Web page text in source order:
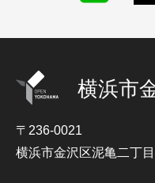
横浜市
〒236-0021
横浜市金沢区泥亀二丁